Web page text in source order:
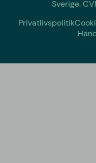
Sverige.
Privatlivspolitik